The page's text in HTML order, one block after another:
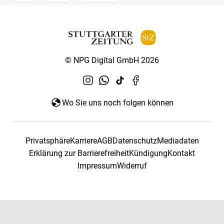
© NPG Digital GmbH 2026
Wo Sie uns noch folgen können
PrivatsphäreKarriereAGBDatenschutzMediadaten
Erklärung zur BarrierefreiheitKündigungKontakt
ImpressumWiderruf